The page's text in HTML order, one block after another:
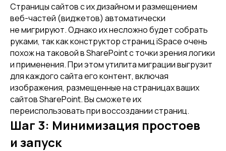
Страницы сайтов с их дизайном и размещением
веб-частей (виджетов) автоматически
не мигрируют. Однако их несложно будет собрать
руками, так как конструктор страниц iSpace очень
похож на таковой в SharePoint с точки зрения логики
и применения. При этом утилита миграции выгрузит
для каждого сайта его контент, включая
изображения, размещенные на страницах ваших
сайтов SharePoint. Вы сможете их
переиспользовать при воссоздании страниц.
Шаг 3: Минимизация простоев
и запуск